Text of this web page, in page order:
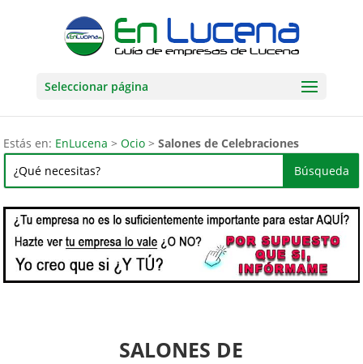
Seleccionar página
Estás en: EnLucena >Ocio >Salones de Celebraciones
SALONES DE